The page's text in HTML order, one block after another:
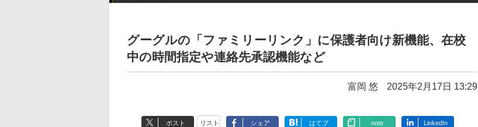
グーグルの「ファミリーリンク」に保護者向け新機能、在校
中の時間指定や連絡先承認機能など
富岡 悠 2025年2月17日 13:29
ポスト リスト シェア はてブ note LinkedIn